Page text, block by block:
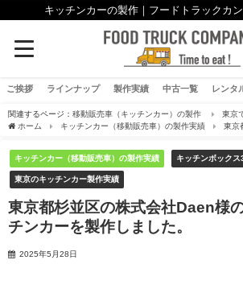
キッチンカーの製作｜フードトラックカン
ご挨拶 ラインナップ 製作実績 中古一覧 レンタ
関連するページ： 移動販売車（キッチンカー）の製作
東京
ホーム
キッチンカー（移動販売車）の製作実績 東京
キッチンカー（移動販売車）の製作実績 キッチンボック
東京のキッチンカー製作実績
東京都杉並区の株式会社Daen様
チンカーを製作しました。
2025年5月28日